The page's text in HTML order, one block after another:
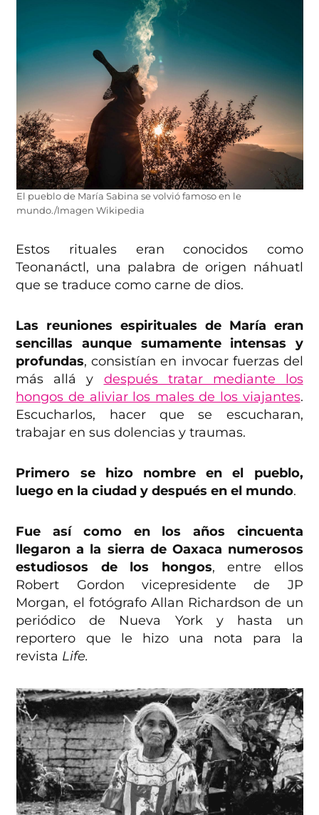
El pueblo de María Sabina se volvió famoso en le
mundo./Imagen Wikipedia
Estos rituales eran conocidos como
Teonanáctl, una palabra de origen náhuatl
que se traduce como carne de dios.
Las reuniones espirituales de María eran
sencillas aunque sumamente intensas y
profundas, consistían en invocar fuerzas del
más allá y después tratar mediante los
hongos de aliviar los males de los viajantes.
Escucharlos, hacer que se escucharan,
trabajar en sus dolencias y traumas.
Primero se hizo nombre en el pueblo,
luego en la ciudad y después en el mundo.
Fue así como en los años cincuenta
llegaron a la sierra de Oaxaca numerosos
estudiosos de los hongos, entre ellos
Robert Gordon vicepresidente de JP
Morgan, el fotógrafo Allan Richardson de un
periódico de Nueva York y hasta un
reportero que le hizo una nota para la
revista Life.